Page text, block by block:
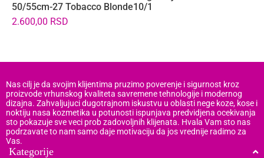
50/55cm-27 Tobacco Blonde10/1
2.600,00 RSD
Nas cilj je da svojim klijentima pruzimo poverenje i sigurnost kroz
proizvode vrhunskog kvaliteta savremene tehnologije i modernog
dizajna. Zahvaljujuci dugotrajnom iskustvu u oblasti nege koze, kose i
noktiju nasa kozmetika u potunosti ispunjava predvidjena ocekivanja
sto pokazuje sve veci prob zadovoljnih klijenata. Hvala Vam sto nas
podrzavate to nam samo daje motivaciju da jos vrednije radimo za
Vas.
Kategorije